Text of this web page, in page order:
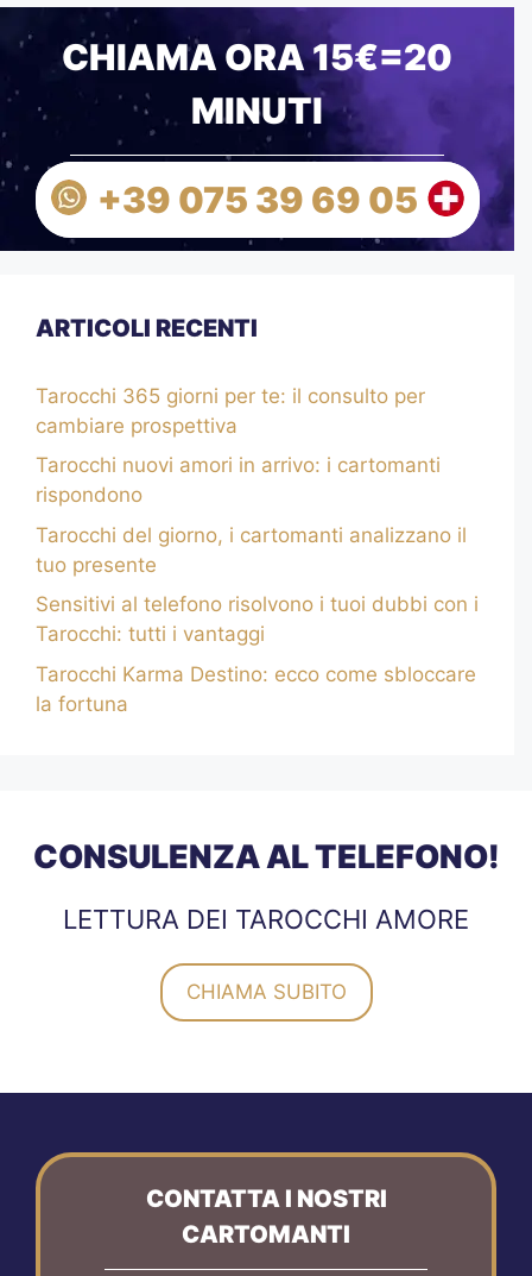
CHIAMA ORA 15€=20
MINUTI
+39 075 39 69 05
ARTICOLI RECENTI
Tarocchi 365 giorni per te: il consulto per
cambiare prospettiva
Tarocchi nuovi amori in arrivo: i cartomanti
rispondono
Tarocchi del giorno, i cartomanti analizzano il
tuo presente
Sensitivi al telefono risolvono i tuoi dubbi con i
Tarocchi: tutti i vantaggi
Tarocchi Karma Destino: ecco come sbloccare
la fortuna
CONSULENZA AL TELEFONO!
LETTURA DEI TAROCCHI AMORE
CHIAMA SUBITO
CONTATTA I NOSTRI
CARTOMANTI